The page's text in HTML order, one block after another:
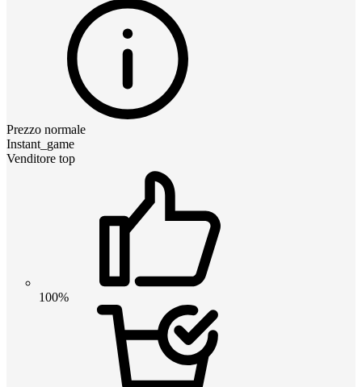
Prezzo normale
Instant_game
Venditore top
100%